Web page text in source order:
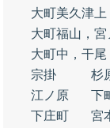
大町美久津
大町福山，宮
大町中，干
宗掛
杉
江ノ原
下
下庄町
宮